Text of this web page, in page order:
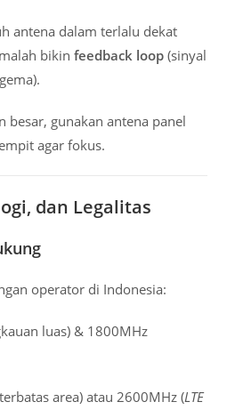
antena dalam terlalu dekat
bikinfeedback loop (sinyal
besar, gunakan antena panel
agar fokus.
dan Legalitas
operator di Indonesia:
luas) & 1800MHz
area) atau 2600MHz (LTE